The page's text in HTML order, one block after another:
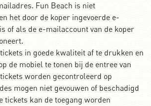
Fun Beach is niet
het door de koper ingevoerde e-
of als de e-mailaccount van de koper
in goede kwaliteit af te drukken en
de mobiel te tonen bij de entree van
worden gecontroleerd op
mogen niet gevouwen of beschadigd
tickets kan de toegang worden